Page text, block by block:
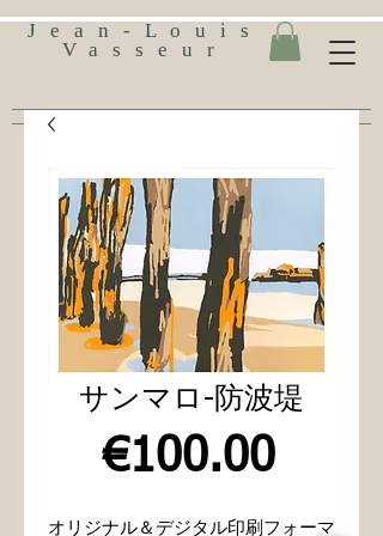
Jean-Louis
Vasseur
サンマロ-防波堤
€100.00価
格
オリジナル＆デジタル印刷フォーマ